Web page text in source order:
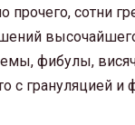
прочего, сотни
фибулы,
с грануляцией и